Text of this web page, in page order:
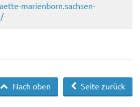
marienborn.sachsen-
Seite zurück
Nach oben